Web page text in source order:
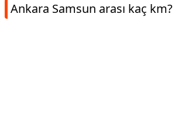
Ankara Samsun arası kaç km?